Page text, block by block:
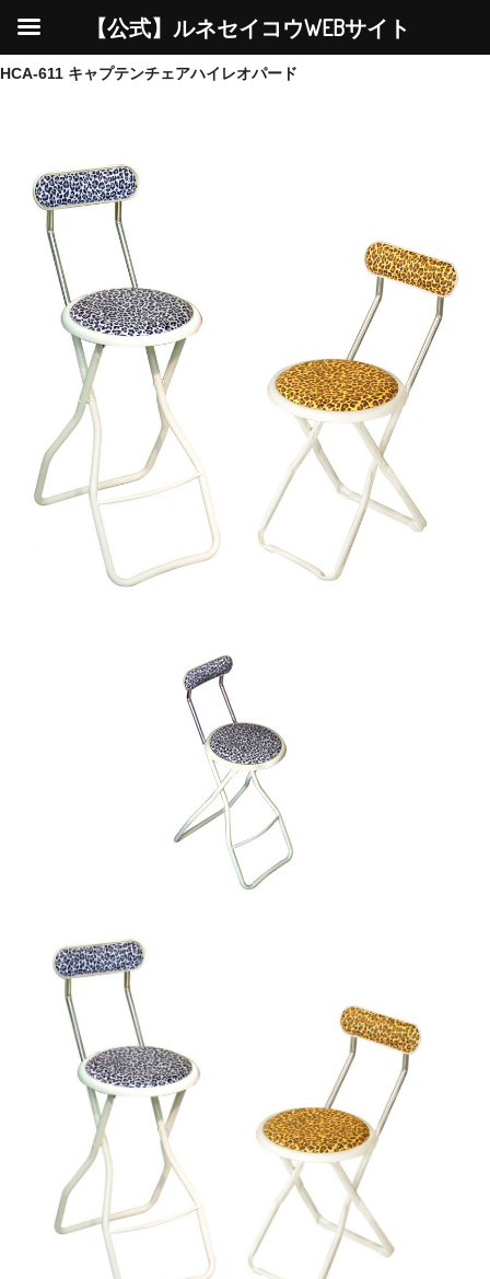
HCA-611 キャプテンチェアハイレオパード
【公式】ルネセイコウWEBサイト